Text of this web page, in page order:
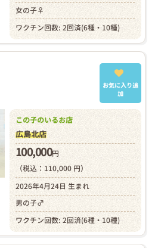
女の子♀
ワクチン回数: 2回済(6種・10種)
お気に入り追
加
この子のいるお店
広島北店
100,000円
（税込：110,000 円）
2026年4月24日 生まれ
男の子♂
ワクチン回数: 2回済(6種・10種)